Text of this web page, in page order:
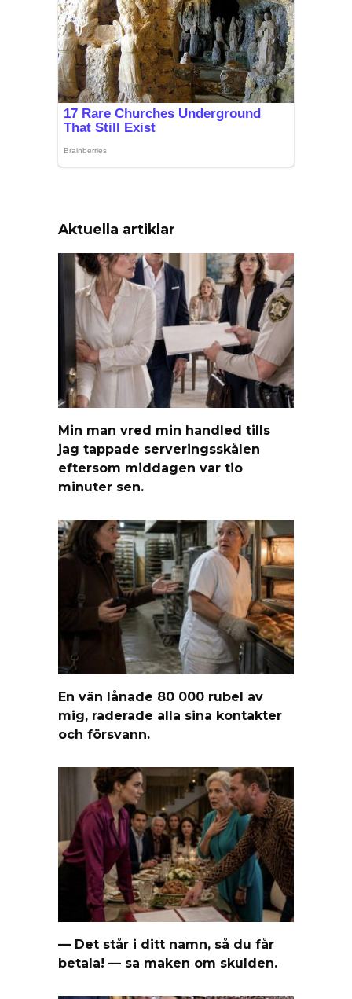
Aktuella artiklar
Min man vred min handled tills
jag tappade serveringsskålen
eftersom middagen var tio
minuter sen.
En vän lånade 80 000 rubel av
mig, raderade alla sina kontakter
och försvann.
— Det står i ditt namn, så du får
betala! — sa maken om skulden.